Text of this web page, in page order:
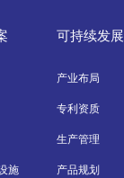
施
可持续发展
产业布局
专利资质
生产管理
产品规划